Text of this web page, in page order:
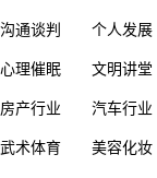
沟通谈判 个人发展
心理催眠 文明讲堂
房产行业 汽车行业
武术体育 美容化妆